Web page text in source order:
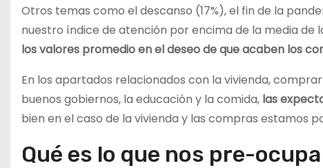
Otros temas como el descanso (17%), el fin de la
nuestro índice de atención por encima de la media de
los valores promedio en el deseo de que acaben los
En los apartados relacionados con la vivienda,
buenos gobiernos, la educación y la comida, las
bien en el caso de la vivienda y las compras estamos
Qué es lo que nos pre-ocupa